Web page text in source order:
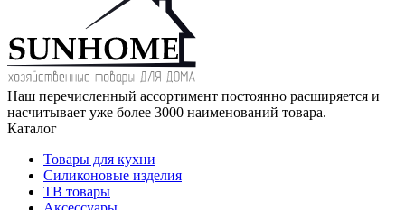
Наш перечисленный ассортимент постоянно расширяется и
насчитывает уже более 3000 наименований товара.
Каталог
Товары для кухни
Силиконовые изделия
ТВ товары